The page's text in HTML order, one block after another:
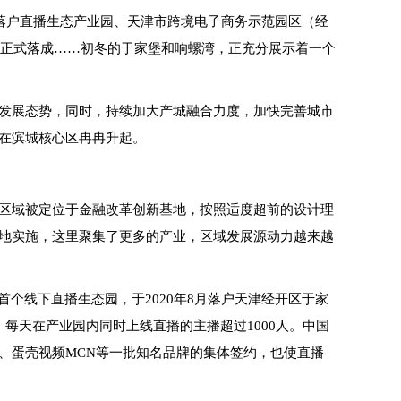
直播生态产业园、天津市跨境电子商务示范园区（经
式落成……初冬的于家堡和响螺湾，正充分展示着一个
展态势，同时，持续加大产城融合力度，加快完善城市
滨城核心区冉冉升起。
域被定位于金融改革创新基地，按照适度超前的设计理
实施，这里聚集了更多的产业，区域发展源动力越来越
个线下直播生态园，于2020年8月落户天津经开区于家
天在产业园内同时上线直播的主播超过1000人。中国
蛋壳视频MCN等一批知名品牌的集体签约，也使直播